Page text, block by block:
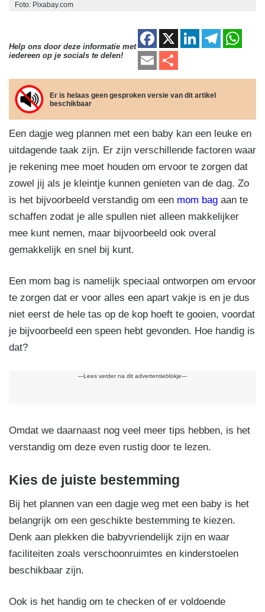
Foto: Pixabay.com
Help ons door deze informatie met
iedereen op je socials te delen!
F
a
c
e
b
o
o
k
X
Li
k
e
dI
n
T
e
a
m
at
A
p
p
E
m
ail
el
e
n
Er is helaas geen gesproken versie van dit artikel
beschikbaar
Een dagje weg plannen met een baby kan een leuke en
uitdagende taak zijn. Er zijn verschillende factoren waar
je rekening mee moet houden om ervoor te zorgen dat
zowel jij als je kleintje kunnen genieten van de dag. Zo
is het bijvoorbeeld verstandig om een mom bag aan te
schaffen zodat je alle spullen niet alleen makkelijker
mee kunt nemen, maar bijvoorbeeld ook overal
gemakkelijk en snel bij kunt.
Een mom bag is namelijk speciaal ontworpen om ervoor
te zorgen dat er voor alles een apart vakje is en je dus
niet eerst de hele tas op de kop hoeft te gooien, voordat
je bijvoorbeeld een speen hebt gevonden. Hoe handig is
dat?
---Lees verder na dit advertentieblokje---
Omdat we daarnaast nog veel meer tips hebben, is het
verstandig om deze even rustig door te lezen.
Kies de juiste bestemming
Bij het plannen van een dagje weg met een baby is het
belangrijk om een geschikte bestemming te kiezen.
Denk aan plekken die babyvriendelijk zijn en waar
faciliteiten zoals verschoonruimtes en kinderstoelen
beschikbaar zijn.
Ook is het handig om te checken of er voldoende